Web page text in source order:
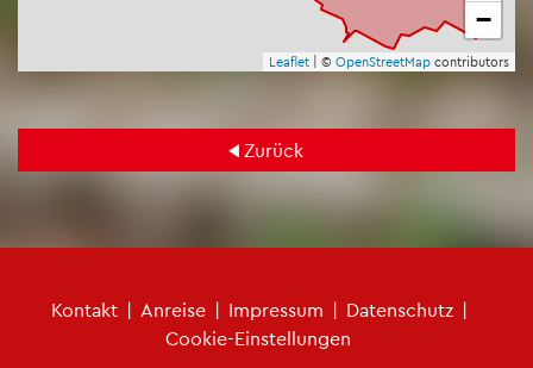
−
Leaf­let | © Open­Street­Map con­tri­bu­tors
Zu­rück
Kon­takt | An­rei­se | Im­pres­sum | Da­ten­schutz |
Coo­kie-Ein­stel­lun­gen